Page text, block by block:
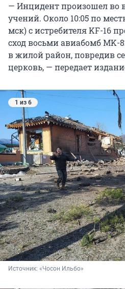
— Инцидент произошел во
учений. Около 10:05 по
мск) с истребителя KF-16
сход восьми авиабомб MK-
в жилой район, повредив
церковь, — передает
1 из 6
Источник: «Чосон Ильбо»